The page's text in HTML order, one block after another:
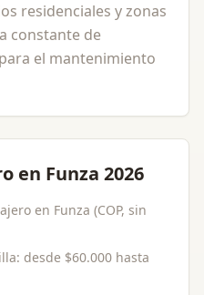
residenciales y zonas
constante de
el mantenimiento
en Funza 2026
en Funza (COP, sin
: desde $60.000 hasta